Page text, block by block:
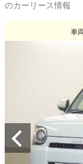
のカーリース情報
車